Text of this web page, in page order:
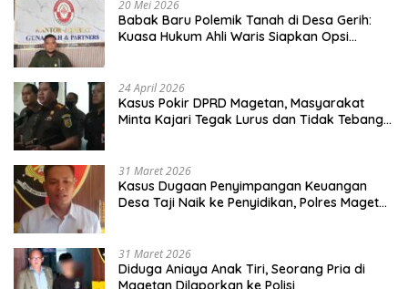
20 Mei 2026
Babak Baru Polemik Tanah di Desa Gerih:
Kuasa Hukum Ahli Waris Siapkan Opsi
24 April 2026
Kasus Pokir DPRD Magetan, Masyarakat
Minta Kajari Tegak Lurus dan Tidak Tebang
31 Maret 2026
Kasus Dugaan Penyimpangan Keuangan
Desa Taji Naik ke Penyidikan, Polres Magetan
31 Maret 2026
Diduga Aniaya Anak Tiri, Seorang Pria di
Magetan Dilaporkan ke Polisi